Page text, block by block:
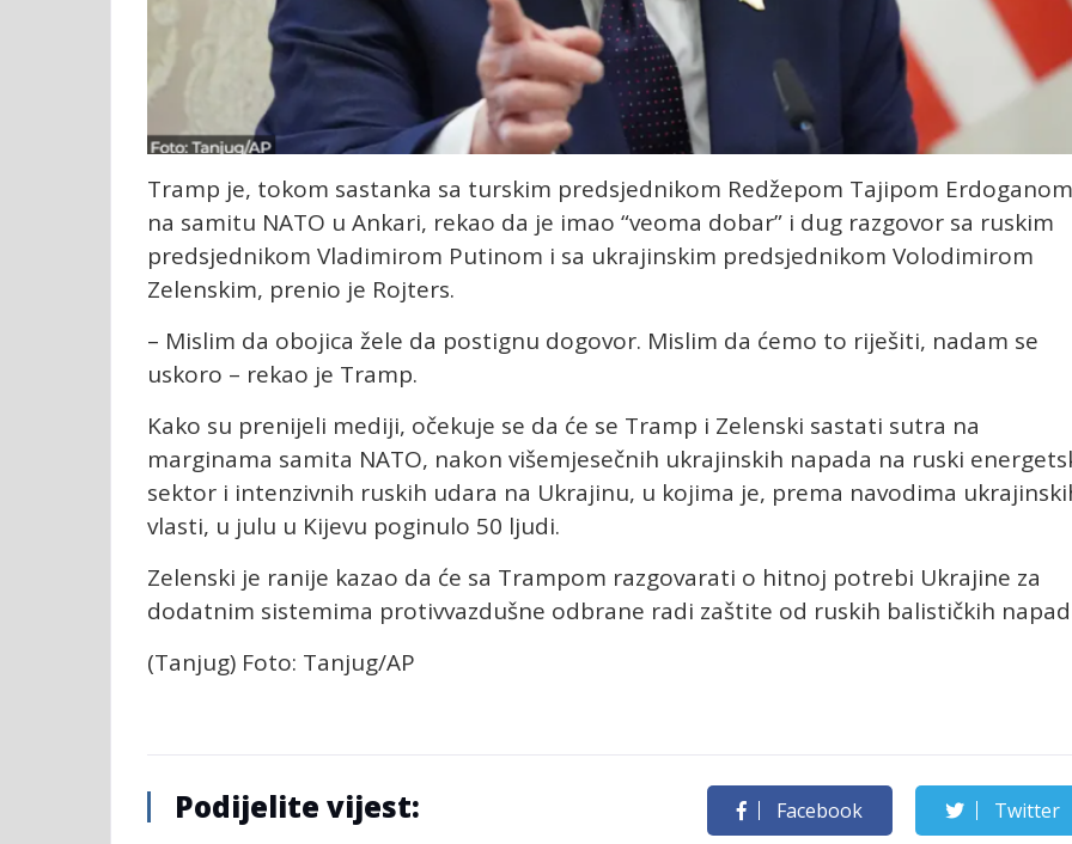
Tramp je, tokom sastanka sa turskim predsjednikom Redžepom Tajipom Erdoganom
na samitu NATO u Ankari, rekao da je imao “veoma dobar” i dug razgovor sa ruskim
predsjednikom Vladimirom Putinom i sa ukrajinskim predsjednikom Volodimirom
Zelenskim, prenio je Rojters.
– Mislim da obojica žele da postignu dogovor. Mislim da ćemo to riješiti, nadam se
uskoro – rekao je Tramp.
Kako su prenijeli mediji, očekuje se da će se Tramp i Zelenski sastati sutra na
marginama samita NATO, nakon višemjesečnih ukrajinskih napada na ruski
sektor i intenzivnih ruskih udara na Ukrajinu, u kojima je, prema navodima
vlasti, u julu u Kijevu poginulo 50 ljudi.
Zelenski je ranije kazao da će sa Trampom razgovarati o hitnoj potrebi Ukrajine za
dodatnim sistemima protivvazdušne odbrane radi zaštite od ruskih balističkih
(Tanjug) Foto: Tanjug/AP
Podijelite vijest: Facebook Twitter